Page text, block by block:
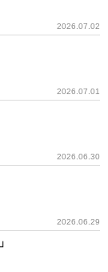
2026.07.02
2026.07.01
2026.06.30
2026.06.29